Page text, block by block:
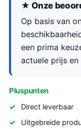
★ Onze
Op basis van
een prima
actuele prijs
Pluspunten
Direct leverbaar
Uitgebreide